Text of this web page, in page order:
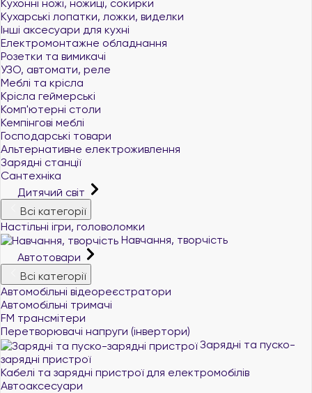
Кухонні ножі, ножиці, сокирки
Кухарські лопатки, ложки, виделки
Інші аксесуари для кухні
Електромонтажне обладнання
Розетки та вимикачі
УЗО, автомати, реле
Меблі та крісла
Крісла геймерські
Комп'ютерні столи
Кемпінгові меблі
Господарські товари
Альтернативне електроживлення
Зарядні станції
Сантехніка
Дитячий світ
Всі категорії
Настільні ігри, головоломки
Навчання, творчість
Автотовари
Всі категорії
Автомобільні відеореєстратори
Автомобільні тримачі
FM трансмітери
Перетворювачі напруги (інвертори)
Зарядні та пуско-
зарядні пристрої
Кабелі та зарядні пристрої для електромобілів
Автоаксесуари
+380 (96) 521 33 21
+380 (73) 521 33 21
+380 (99) 521 33 21
Україна, Запоріжжя